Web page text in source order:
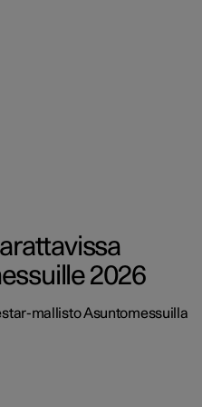
2026
mallisto Asuntomessuilla